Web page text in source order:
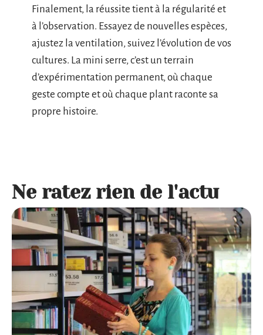
Finalement, la réussite tient à la régularité et
à l’observation. Essayez de nouvelles espèces,
ajustez la ventilation, suivez l’évolution de vos
cultures. La mini serre, c’est un terrain
d’expérimentation permanent, où chaque
geste compte et où chaque plant raconte sa
propre histoire.
Ne ratez rien de l'actu